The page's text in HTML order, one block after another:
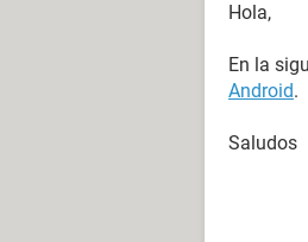
Hola,
En la
Android.
Saludos